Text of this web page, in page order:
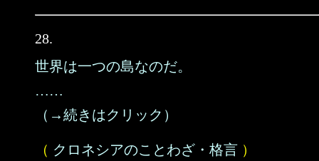
28.
世界は一つの島なのだ。
……
（→続きはクリック）
（ クロネシアのことわざ・格言 ）